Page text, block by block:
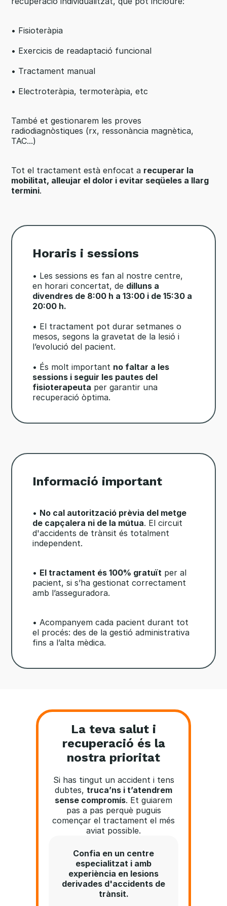
• Fisioteràpia
• Exercicis de readaptació funcional
• Tractament manual
• Electroteràpia, termoteràpia, etc
També et gestionarem les proves
radiodiagnòstiques (rx, ressonància magnètica,
TAC...)
Tot el tractament està enfocat a recuperar la
mobilitat, alleujar el dolor i evitar seqüeles a llarg
termini.
Horaris i sessions
• Les sessions es fan al nostre centre,
en horari concertat, de dilluns a
divendres de 8:00 h a 13:00 i de 15:30 a
20:00 h.
• El tractament pot durar setmanes o
mesos, segons la gravetat de la lesió i
l’evolució del pacient.
• És molt important no faltar a les
sessions i seguir les pautes del
fisioterapeuta per garantir una
recuperació òptima.
Informació important
• No cal autorització prèvia del metge
de capçalera ni de la mútua. El circuit
d'accidents de trànsit és totalment
independent.
• El tractament és 100% gratuït per al
pacient, si s’ha gestionat correctament
amb l’asseguradora.
• Acompanyem cada pacient durant tot
el procés: des de la gestió administrativa
fins a l’alta mèdica.
La teva salut i
recuperació és la
nostra prioritat
Si has tingut un accident i tens
dubtes, truca’ns i t’atendrem
sense compromís. Et guiarem
pas a pas perquè puguis
començar el tractament el més
aviat possible.
Confia en un centre
especialitzat i amb
experiència en lesions
derivades d'accidents de
trànsit.